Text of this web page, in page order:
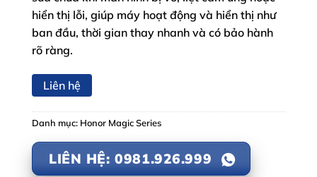
hiển thị lỗi, giúp máy hoạt động và hiển thị như
ban đầu, thời gian thay nhanh và có bảo hành
rõ ràng.
Liên hệ
Danh mục: Honor Magic Series
LIÊN HỆ: 0981.926.999